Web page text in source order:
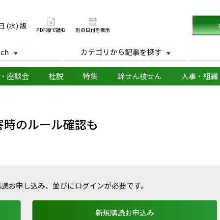
(水) 版 PDF版で読む 別の日付を表示
カテゴリから記事を探す
座談会 社説 特集 幹せん枝せん 人事・組織
のルール確認も
お申し込み、並びにログインが必要です。
新規購読お申込み